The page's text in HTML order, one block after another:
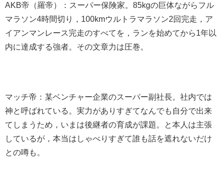
AKB帝（羅帝）：スーパー保険家。85kgの巨体ながらフル
マラソン4時間切り，100kmウルトラマラソン2回完走，ア
イアンマンレース完走のすべてを，ランを始めてから1年以
内に達成する強者。その文章力は圧巻。
マッチ帝：某ベンチャー企業のスーパー副社長。社内では
神と呼ばれている。実力がありすぎてなんでも自分で出来
てしまうため，いまは後継者の育成が課題。と本人は主張
しているが，本当はしゃべりすぎて誰も話を遮れないだけ
との噂も。